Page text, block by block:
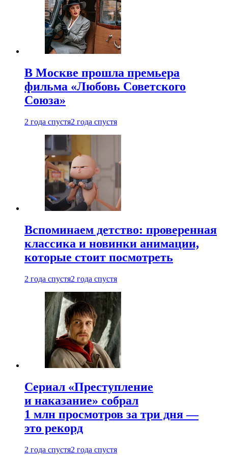
В Москве прошла премьера
фильма «Любовь Советского
Союза»
2 года спустя2 года спустя
Вспоминаем детство: проверенная
классика и новинки анимации,
которые стоит посмотреть
2 года спустя2 года спустя
Сериал «Преступление
и наказание» собрал
1 млн просмотров за три дня —
это рекорд
2 года спустя2 года спустя